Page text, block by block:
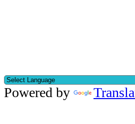
Powered by